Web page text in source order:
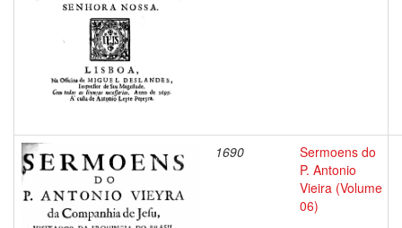
1690
Sermoens do
P. Antonio
Vieira (Volume
06)